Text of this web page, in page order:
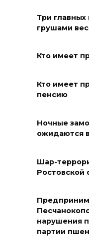
молчания
Вылетела
Запах
09 августа
250
09 августа
Три главных
грушами
Кто имеет
Кто имеет
пенсию
Ночные
ожидаются
Шар-
Ростовской
нарушения
партии